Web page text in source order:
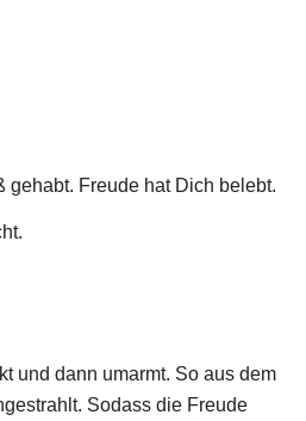
gehabt. Freude hat Dich belebt.
und dann umarmt. So aus dem
Sodass die Freude